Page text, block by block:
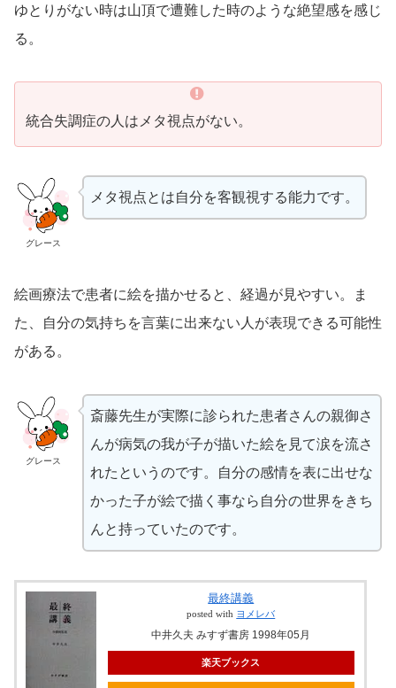
ゆとりがない時は山頂で遭難した時のような絶望感を感じ
る。
統合失調症の人はメタ視点がない。
グレース
メタ視点とは自分を客観視する能力です。
絵画療法で患者に絵を描かせると、経過が見やすい。ま
た、自分の気持ちを言葉に出来ない人が表現できる可能性
がある。
グレース
斎藤先生が実際に診られた患者さんの親御さ
んが病気の我が子が描いた絵を見て涙を流さ
れたというのです。自分の感情を表に出せな
かった子が絵で描く事なら自分の世界をきち
んと持っていたのです。
最終講義
posted with ヨメレバ
中井久夫 みすず書房 1998年05月
楽天ブックス